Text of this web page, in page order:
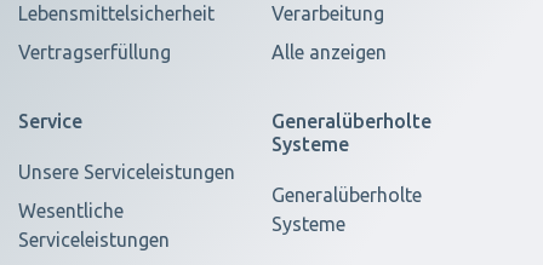
Lebensmittelsicherheit
Vertragserfüllung
Verarbeitung
Alle anzeigen
Service
Unsere Serviceleistungen
Wesentliche
Serviceleistungen
Generalüberholte
Systeme
Generalüberholte
Systeme